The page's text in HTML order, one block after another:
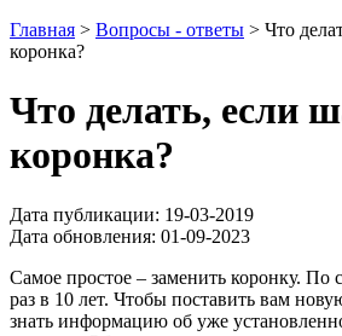
Главная > Вопросы - ответы > Что
коронка?
Что делать, если
коронка?
Дата публикации: 19-03-2019
Дата обновления: 01-09-2023
Самое простое – заменить коронку. По
раз в 10 лет. Чтобы поставить вам
знать информацию об уже